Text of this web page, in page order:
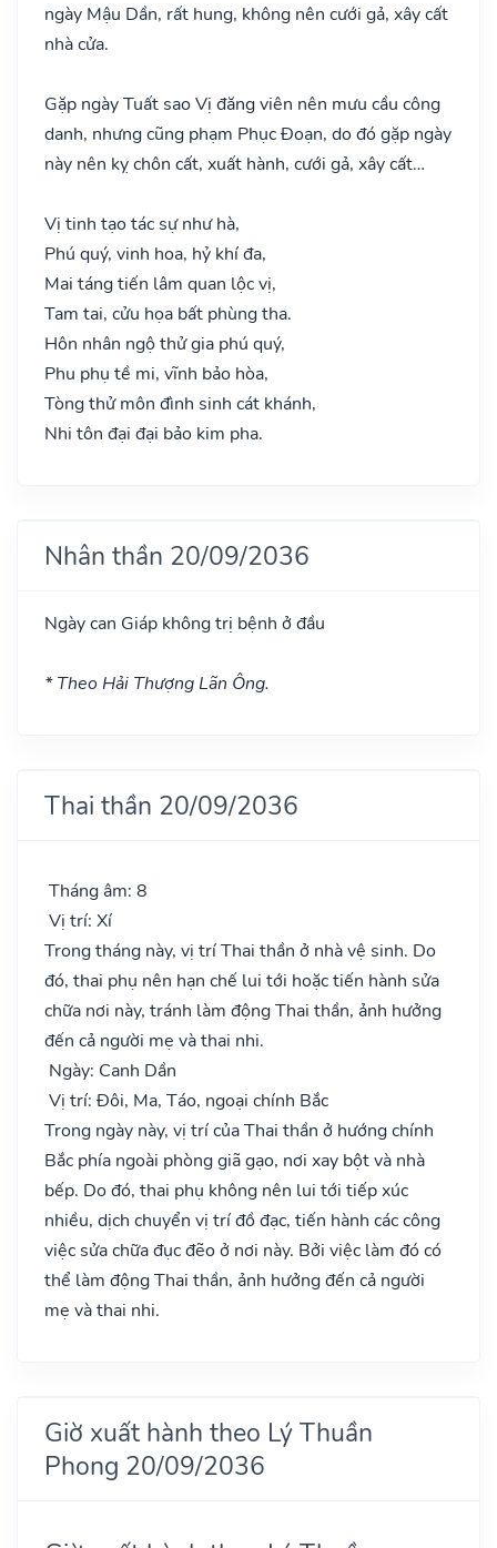
ngày Mậu Dần, rất hung, không nên cưới gả, xây cất
nhà cửa.
Gặp ngày Tuất sao Vị đăng viên nên mưu cầu công
danh, nhưng cũng phạm Phục Đoạn, do đó gặp ngày
này nên kỵ chôn cất, xuất hành, cưới gả, xây cất…
Vị tinh tạo tác sự như hà,
Phú quý, vinh hoa, hỷ khí đa,
Mai táng tiến lâm quan lộc vị,
Tam tai, cửu họa bất phùng tha.
Hôn nhân ngộ thử gia phú quý,
Phu phụ tề mi, vĩnh bảo hòa,
Tòng thử môn đình sinh cát khánh,
Nhi tôn đại đại bảo kim pha.
Nhân thần 20/09/2036
Ngày can Giáp không trị bệnh ở đầu
* Theo Hải Thượng Lãn Ông.
Thai thần 20/09/2036
Tháng âm: 8
Vị trí: Xí
Trong tháng này, vị trí Thai thần ở nhà vệ sinh. Do
đó, thai phụ nên hạn chế lui tới hoặc tiến hành sửa
chữa nơi này, tránh làm động Thai thần, ảnh hưởng
đến cả người mẹ và thai nhi.
Ngày: Canh Dần
Vị trí: Đôi, Ma, Táo, ngoại chính Bắc
Trong ngày này, vị trí của Thai thần ở hướng chính
Bắc phía ngoài phòng giã gạo, nơi xay bột và nhà
bếp. Do đó, thai phụ không nên lui tới tiếp xúc
nhiều, dịch chuyển vị trí đồ đạc, tiến hành các công
việc sửa chữa đục đẽo ở nơi này. Bởi việc làm đó có
thể làm động Thai thần, ảnh hưởng đến cả người
mẹ và thai nhi.
Giờ xuất hành theo Lý Thuần
Phong 20/09/2036